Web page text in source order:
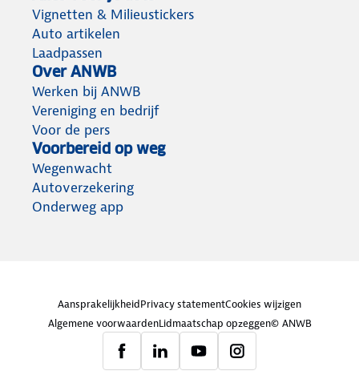
Vignetten & Milieustickers
Auto artikelen
Laadpassen
Over ANWB
Werken bij ANWB
Vereniging en bedrijf
Voor de pers
Voorbereid op weg
Wegenwacht
Autoverzekering
Onderweg app
AansprakelijkheidPrivacy statementCookies wijzigen
Algemene voorwaardenLidmaatschap opzeggen© ANWB